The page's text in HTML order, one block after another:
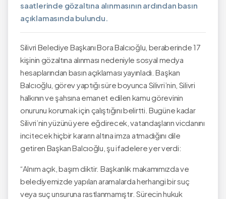
saatlerinde gözaltına alınmasının ardından basın
açıklamasında bulundu.
Silivri Belediye Başkanı Bora Balcıoğlu, beraberinde 17
kişinin gözaltına alınması nedeniyle sosyal medya
hesaplarından basın açıklaması yayınladı. Başkan
Balcıoğlu, görev yaptığı süre boyunca Silivri’nin, Silivri
halkının ve şahsına emanet edilen kamu görevinin
onurunu korumak için çalıştığını belirtti. Bugüne kadar
Silivri’nin yüzünü yere eğdirecek, vatandaşların vicdanını
incitecek hiçbir kararın altına imza atmadığını dile
getiren Başkan Balcıoğlu, şu ifadelere yer verdi:
“Alnım açık, başım diktir. Başkanlık makamımızda ve
belediyemizde yapılan aramalarda herhangi bir suç
veya suç unsuruna rastlanmamıştır. Sürecin hukuk